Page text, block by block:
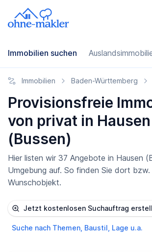
Immobilien suchen
Immobilien Baden-Württemberg
Provisionsfreie
von privat in Hausen
(Bussen)
Hier listen wir 37 Angebote in Hausen
Umgebung auf. So finden Sie dort
Wunschobjekt.
Jetzt kostenlosen Suchauftrag
Suche nach Themen, Baustil, Lage u.a.